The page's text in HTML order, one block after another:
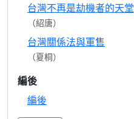
台灣不再是劫機者的天堂
（紹唐）
台灣關係法與軍售
（夏桐）
編後
編後